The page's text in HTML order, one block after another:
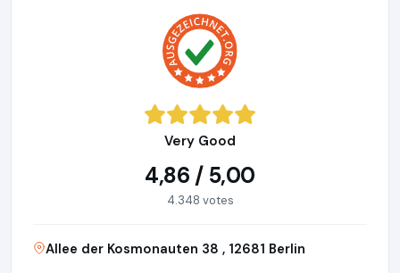
Very Good
4,86 / 5,00
4.348 votes
Allee der Kosmonauten 38 , 12681 Berlin